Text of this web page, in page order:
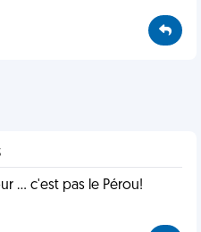
... c'est pas le Pérou!